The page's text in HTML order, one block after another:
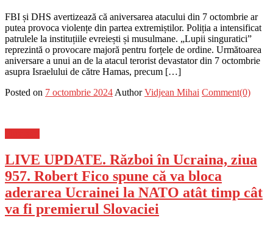
FBI și DHS avertizează că aniversarea atacului din 7 octombrie ar
putea provoca violențe din partea extremiștilor. Poliția a intensificat
patrulele la instituțiile evreiești și musulmane. „Lupii singuratici”
reprezintă o provocare majoră pentru forțele de ordine. Următoarea
aniversare a unui an de la atacul terorist devastator din 7 octombrie
asupra Israelului de către Hamas, precum […]
Posted on 7 octombrie 2024 Author Vidjean Mihai Comment(0)
LIVE UPDATE. Război în Ucraina, ziua
957. Robert Fico spune că va bloca
aderarea Ucrainei la NATO atât timp cât
va fi premierul Slovaciei